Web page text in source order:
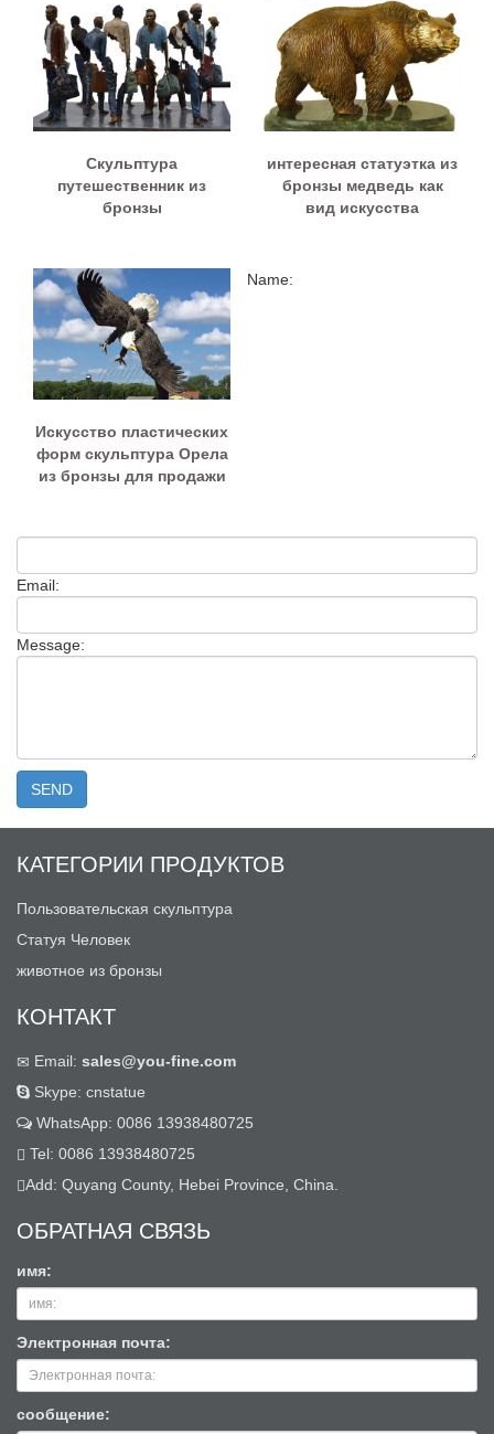
Скульптура
путешественник из
бронзы
интересная статуэтка из
бронзы медведь как
вид искусства
Искусство пластических
форм скульптура Орела
из бронзы для продажи
Name:
Email:
Message:
КАТЕГОРИИ ПРОДУКТОВ
Пользовательская скульптура
Статуя Человек
животное из бронзы
КОНТАКТ
Email: sales@you-fine.com
Skype: cnstatue
WhatsApp: 0086 13938480725
Tel: 0086 13938480725
Add: Quyang County, Hebei Province, China.
ОБРАТНАЯ СВЯЗЬ
имя:
Электронная почта:
сообщение: